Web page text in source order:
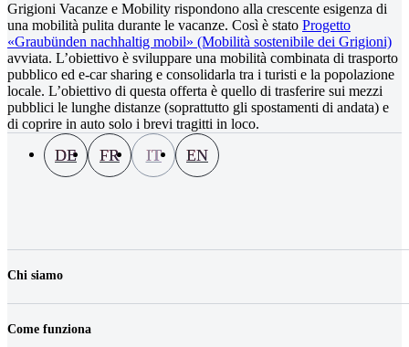
Grigioni Vacanze e Mobility rispondono alla crescente esigenza di
una mobilità pulita durante le vacanze. Così è stato Progetto
«Graubünden nachhaltig mobil» (Mobilità sostenibile dei Grigioni)
avviata. L’obiettivo è sviluppare una mobilità combinata di trasporto
pubblico ed e-car sharing e consolidarla tra i turisti e la popolazione
locale. L’obiettivo di questa offerta è quello di trasferire sui mezzi
pubblici le lunghe distanze (soprattutto gli spostamenti di andata) e
di coprire in auto solo i brevi tragitti in loco.
Chi siamo
Lavoro & carriera
Come funziona
DE FR IT EN